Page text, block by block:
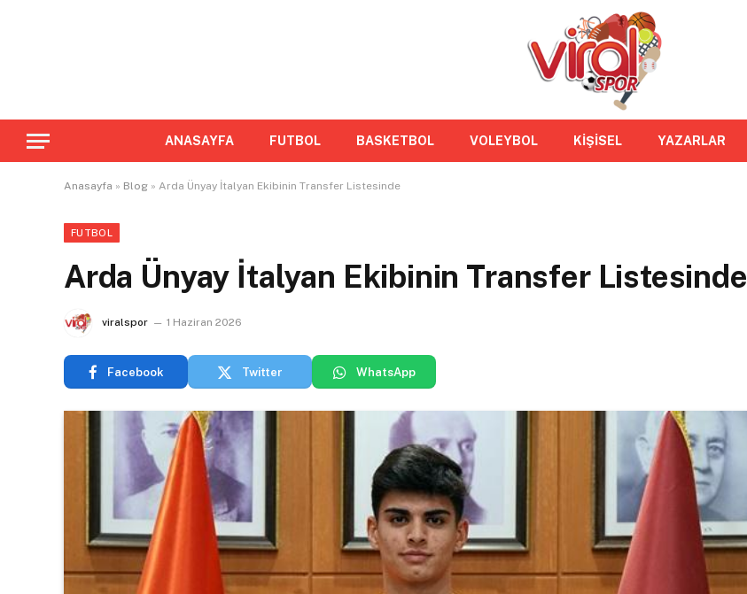
ANASAYFA FUTBOL BASKETBOL VOLEYBOL KİŞİSEL YAZARLAR
Anasayfa » Blog » Arda Ünyay İtalyan Ekibinin Transfer Listesinde
FUTBOL
Arda Ünyay İtalyan Ekibinin Transfer Listesinde
viralspor 1 Haziran 2026
Facebook Twitter WhatsApp